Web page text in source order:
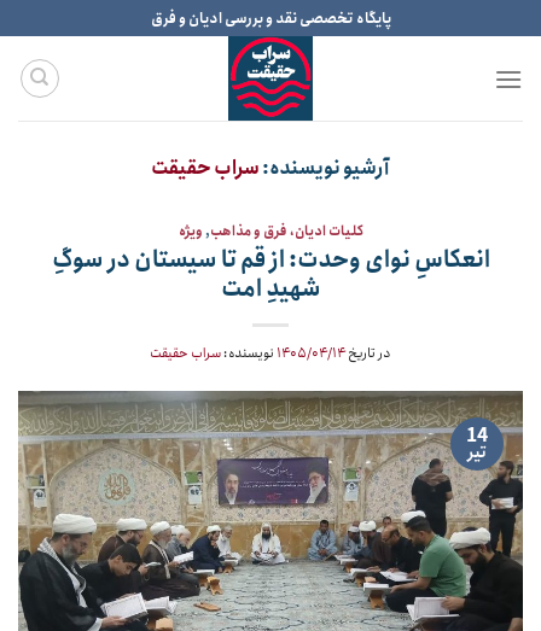
to
content
پایگاه تخصصی نقد و بررسی ادیان و فرق
آرشیو نویسنده:سراب حقیقت
کلیات ادیان، فرق و مذاهب,ویژه
انعکاسِ نوای وحدت: از قم تا سیستان در سوگِ
شهیدِ امت
در تاریخ۱۴۰۵/۰۴/۱۴ نویسنده:سراب حقیقت
14
تیر